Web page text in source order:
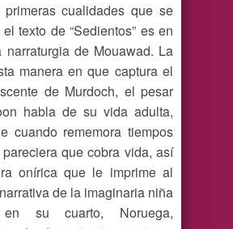
cualidades que se
texto de “Sedientos” es en
de Mouawad. La
manera en que captura el
de Murdoch, el pesar
habla de su vida adulta,
cuando rememora tiempos
que cobra vida, así
onírica que le imprime al
de la imaginaria niña
en su cuarto, Noruega,